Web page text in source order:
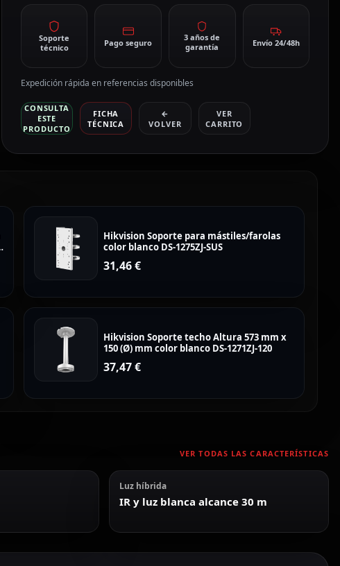
Soporte
técnico
Pago seguro
3 años de
garantía
Envío 24/48h
Expedición rápida en referencias disponibles
CONSULTA
ESTE
PRODUCTO
FICHA
TÉCNICA
←
VOLVER
VER
CARRITO
Hikvision Soporte para mástiles/farolas
color blanco DS-1275ZJ-SUS
31,46€
Hikvision Soporte techo Altura 573 mm x
150 (Ø) mm color blanco DS-1271ZJ-120
37,47€
VER TODAS LAS CARACTERÍSTICAS
Luz híbrida
IR y luz blanca alcance 30 m